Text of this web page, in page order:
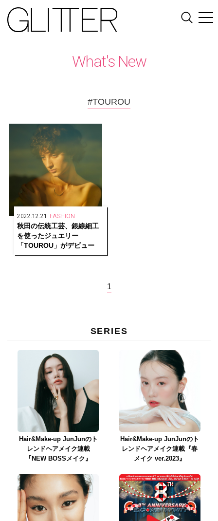
What's New
#TOUROU
2022.12.21 FASHION
秋田の伝統工芸、銀線細工
を使ったジュエリー
「TOUROU」がデビュー
1
SERIES
Hair&Make-up JunJunのト
レンドヘアメイク連載
『NEW BOSSメイク』
Hair&Make-up JunJunのト
レンドヘアメイク連載『春
メイク ver.2023』